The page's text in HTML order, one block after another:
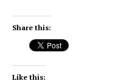
Share this:
Like this: